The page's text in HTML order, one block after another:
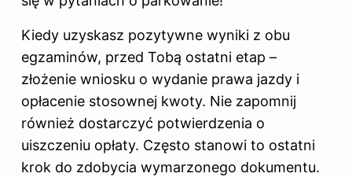
Kiedy uzyskasz pozytywne wyniki z obu
egzaminów, przed Tobą ostatni etap –
złożenie wniosku o wydanie prawa jazdy i
opłacenie stosownej kwoty. Nie zapomnij
również dostarczyć potwierdzenia o
uiszczeniu opłaty. Często stanowi to ostatni
krok do zdobycia wymarzonego dokumentu.